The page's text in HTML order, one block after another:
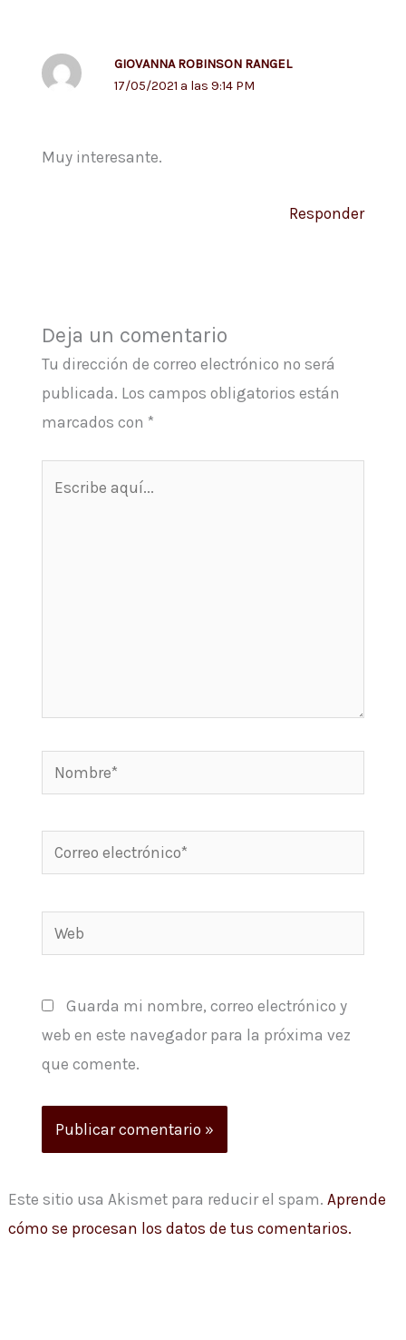
GIOVANNA ROBINSON RANGEL
17/05/2021 a las 9:14 PM
Muy interesante.
Responder
Deja un comentario
Tu dirección de correo electrónico no será
publicada. Los campos obligatorios están
marcados con *
Nombre*
Correo
electrónico*
Web
Guarda mi nombre, correo electrónico y
web en este navegador para la próxima vez
que comente.
Este sitio usa Akismet para reducir el spam. Aprende
cómo se procesan los datos de tus comentarios.